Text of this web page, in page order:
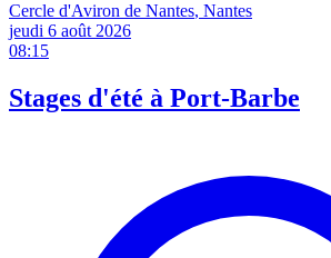
Cercle d'Aviron de Nantes, Nantes
jeudi 6 août 2026
08:15
Stages d'été à Port-Barbe